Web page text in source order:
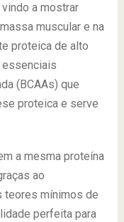
a mostrar
muscular e na
proteica de alto
essenciais
(BCAAs) que
proteica e serve
a mesma proteína
ao
teores mínimos de
perfeita para